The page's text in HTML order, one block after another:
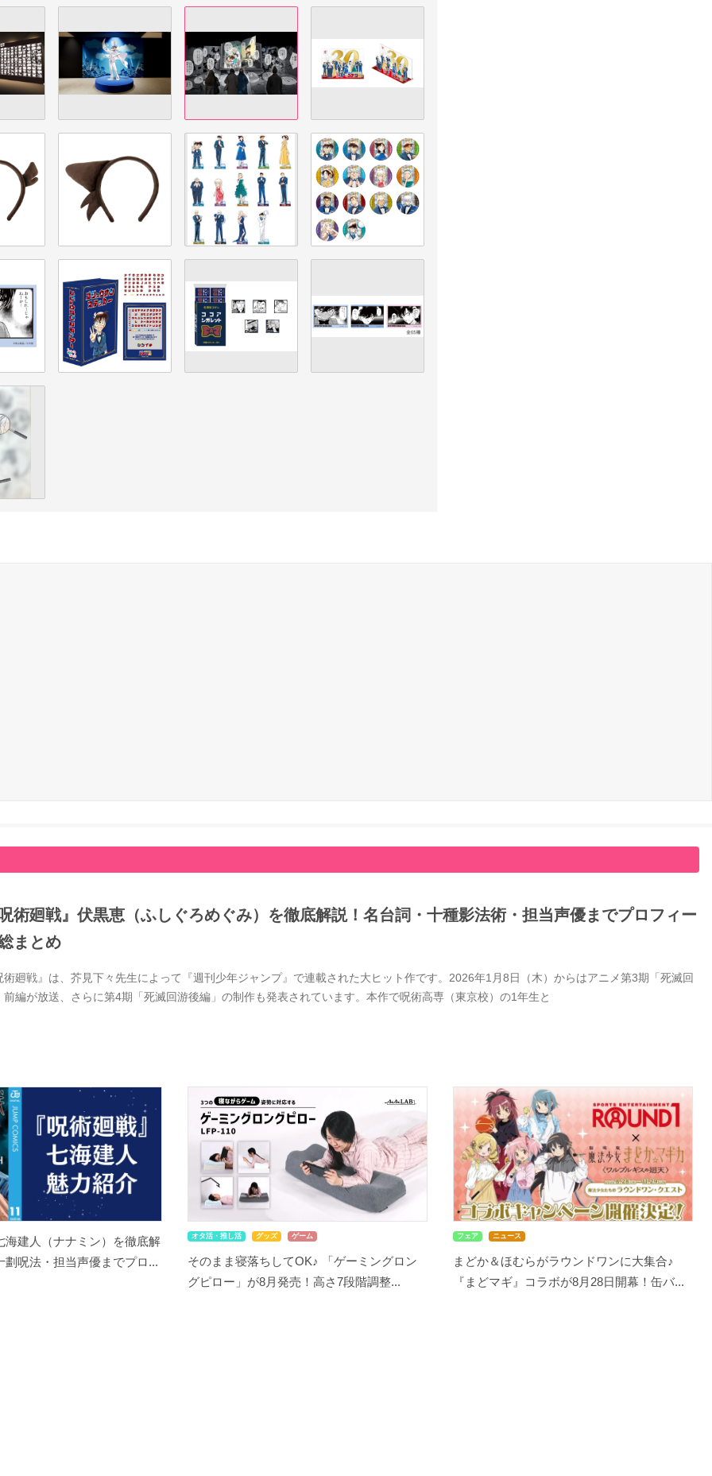
術廻戦』伏黒恵（ふしぐろめぐみ）を徹底解説！名台詞・十種影法術・担当声優までプロフィー
まとめ
術廻戦』は、芥見下々先生によって『週刊少年ジャンプ』で連載された大ヒット作です。2026年1月8日（木）からはアニメ第3期「死滅回
前編が放送、さらに第4期「死滅回游後編」の制作も発表されています。本作で呪術高専（東京校）の1年生と
海建人（ナナミン）を徹底解
劃呪法・担当声優までプロ...
オタ活・推し活 グッズ ゲーム
そのまま寝落ちしてOK♪ 「ゲーミングロン
グピロー」が8月発売！高さ7段階調整...
フェア ニュース
まどか＆ほむらがラウンドワンに大集合♪
『まどマギ』コラボが8月28日開幕！缶バ...